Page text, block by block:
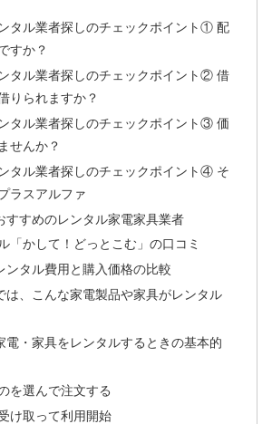
タル業者探しのチェックポイント① 配
すか？
タル業者探しのチェックポイント② 借
りられますか？
タル業者探しのチェックポイント③ 価
せんか？
タル業者探しのチェックポイント④ そ
ラスアルファ
すすめのレンタル家電家具業者
「かして！どっとこむ」の口コミ
ンタル費用と購入価格の比較
は、こんな家電製品や家具がレンタル
電・家具をレンタルするときの基本的
を選んで注文する
け取って利用開始